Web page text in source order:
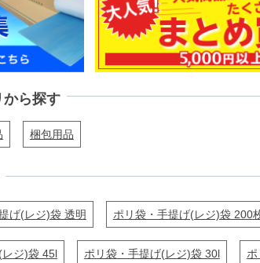
から探す
梱包用品
げ(レジ)袋 透明 ポリ袋・手提げ(レジ)袋 200
ジ)袋 45l ポリ袋・手提げ(レジ)袋 30l